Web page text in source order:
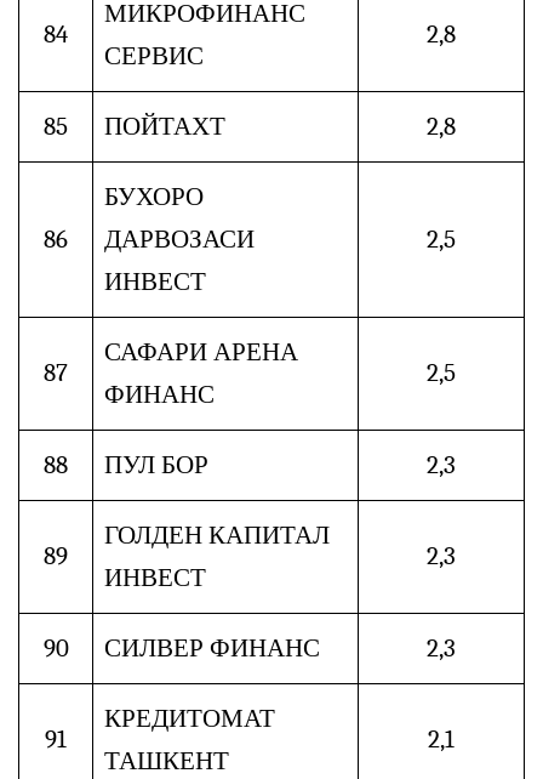
84
МИКРОФИНАНС
СЕРВИС
2,8
85 ПОЙТАХТ 2,8
86
БУХОРО
ДАРВОЗАСИ
ИНВЕСТ
2,5
87
САФАРИ АРЕНА
ФИНАНС
2,5
88 ПУЛ БОР 2,3
89
ГОЛДЕН КАПИТАЛ
ИНВЕСТ
2,3
90 СИЛВЕР ФИНАНС 2,3
91
КРЕДИТОМАТ
ТАШКЕНТ
2,1